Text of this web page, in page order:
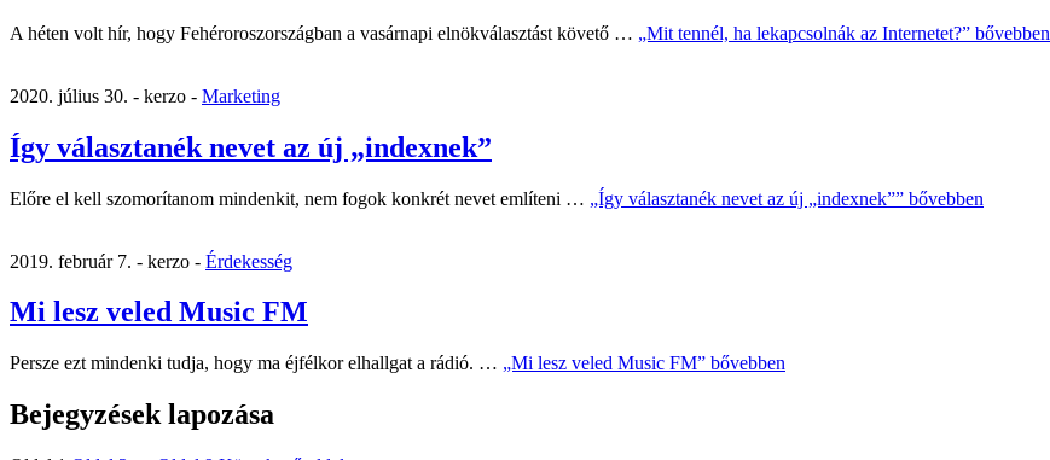
A héten volt hír, hogy Fehéroroszországban a vasárnapi elnökválasztást követő … „Mit tennél, ha lekapcsolnák az Internetet?” bővebben
2020. július 30. - kerzo - Marketing
Így választanék nevet az új „indexnek”
Előre el kell szomorítanom mindenkit, nem fogok konkrét nevet említeni … „Így választanék nevet az új „indexnek”” bővebben
2019. február 7. - kerzo - Érdekesség
Mi lesz veled Music FM
Persze ezt mindenki tudja, hogy ma éjfélkor elhallgat a rádió. … „Mi lesz veled Music FM” bővebben
Bejegyzések lapozása